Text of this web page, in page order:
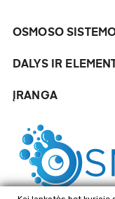
OSMOSO
DALYS IR
ĮRANGA